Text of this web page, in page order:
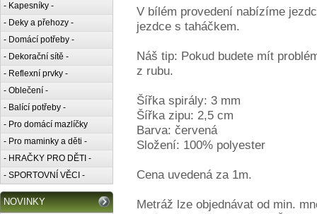
- Kapesníky -
- Deky a přehozy -
- Domácí potřeby -
- Dekorační sítě -
- Reflexní prvky -
- Oblečení -
- Balící potřeby -
- Pro domácí mazlíčky
- Pro maminky a děti -
- HRAČKY PRO DĚTI -
- SPORTOVNÍ VĚCI -
NOVINKY
V bílém provedení nabízíme
jezdce s taháčkem.
Náš tip: Pokud budete mít
z rubu.
Šířka spirály: 3 mm
Šířka zipu: 2,5 cm
Barva: červená
Složení: 100% polyester
Cena uvedená za 1m.
Metráž lze objednávat od min.